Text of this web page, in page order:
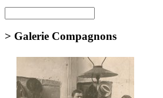
> Galerie Compagnons